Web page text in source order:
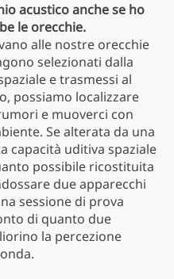
acustico anche se ho
le orecchie.
alle nostre orecchie
selezionati dalla
e trasmessi al
possiamo localizzare
e muoverci con
Se alterata da una
capacità uditiva spaziale
possibile ricostituita
due apparecchi
sessione di prova
di quanto due
la percezione